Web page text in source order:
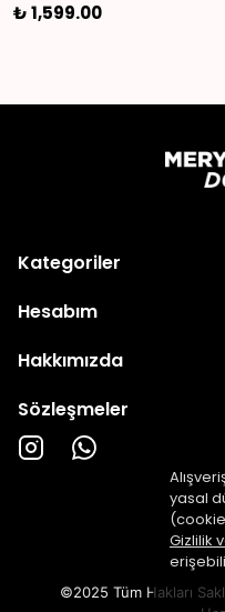
yasal
Gizlilik
₺ 1,599.00
Kategoriler
Hesabım
Hakkımızda
Sözleşmeler
©2025 Tüm Hakları